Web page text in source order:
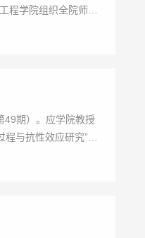
程学院组织全院师生
49期）。应学院教授
与抗性效应研究”为